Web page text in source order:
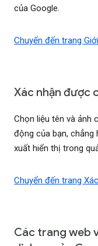
của Google.
Chuyển đến trang
Xác nhận được
Chọn liệu tên và ảnh
động của bạn, chẳng
xuất hiển thị trong
Chuyển đến trang
Các trang web